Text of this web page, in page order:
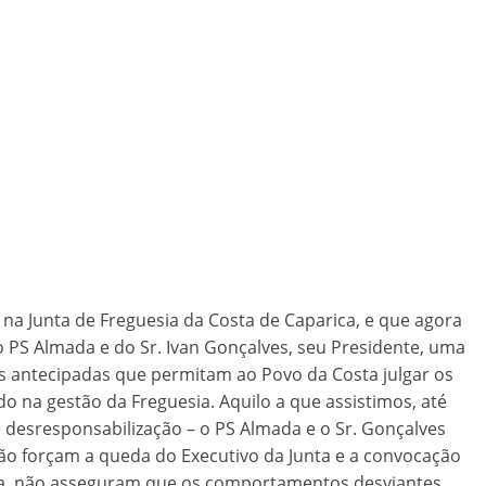
Junta de Freguesia da Costa de Caparica, e que agora
Almada e do Sr. Ivan Gonçalves, seu Presidente, uma
antecipadas que permitam ao Povo da Costa julgar os
na gestão da Freguesia. Aquilo a que assistimos, até
– o PS Almada e o Sr. Gonçalves
forçam a queda do Executivo da Junta e a convocação